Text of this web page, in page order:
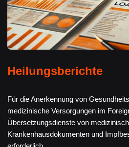
Heilungsberichte
Für die Anerkennung von
medizinische Versorgungen im
Übersetzungsdienste von
Krankenhausdokumenten und